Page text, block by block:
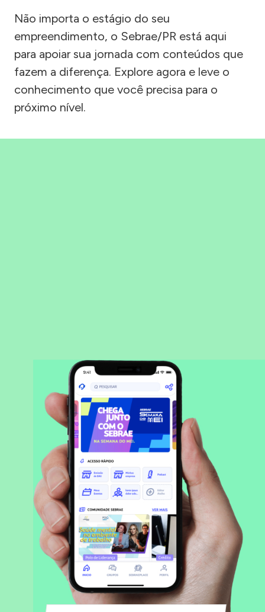
Não importa o estágio do seu
empreendimento, o Sebrae/PR está aqui
para apoiar sua jornada com conteúdos que
fazem a diferença. Explore agora e leve o
conhecimento que você precisa para o
próximo nível.